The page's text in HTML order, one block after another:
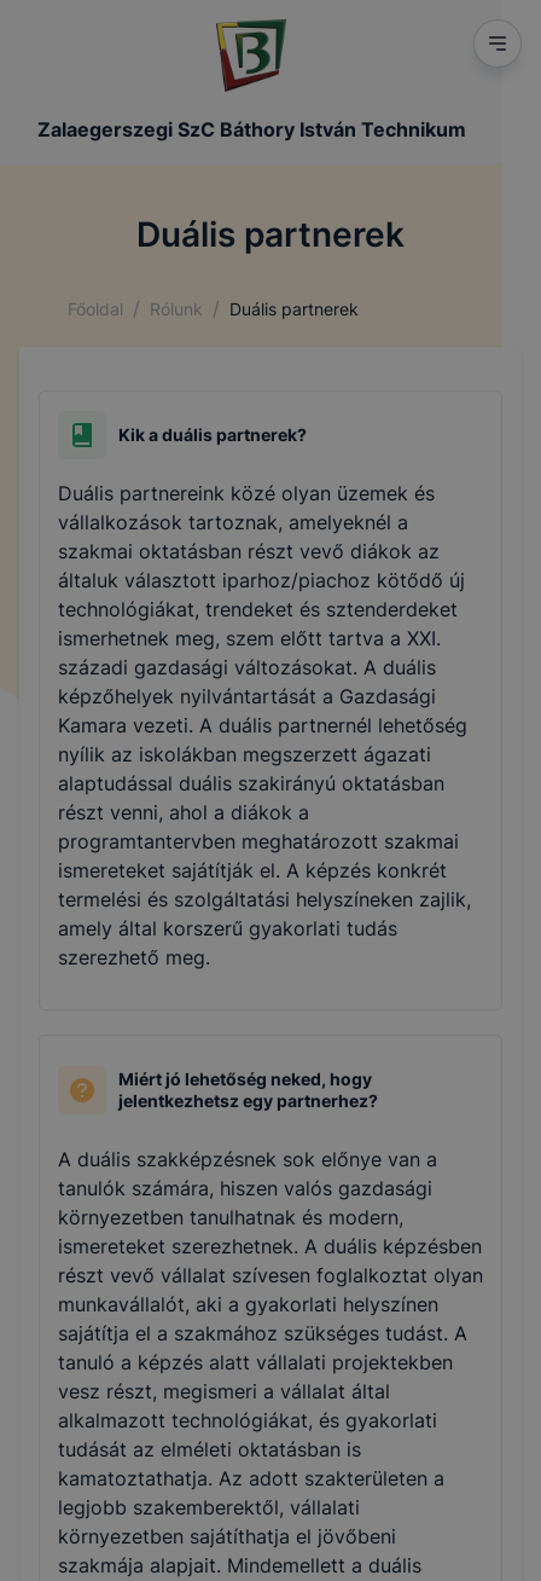
Zalaegerszegi SzC Báthory István Technikum
Duális partnerek
Főoldal / Rólunk / Duális partnerek
Kik a duális partnerek?
Duális partnereink közé olyan üzemek és
vállalkozások tartoznak, amelyeknél a
szakmai oktatásban részt vevő diákok az
általuk választott iparhoz/piachoz kötődő új
technológiákat, trendeket és sztenderdeket
ismerhetnek meg, szem előtt tartva a XXI.
századi gazdasági változásokat. A duális
képzőhelyek nyilvántartását a Gazdasági
Kamara vezeti. A duális partnernél lehetőség
nyílik az iskolákban megszerzett ágazati
alaptudással duális szakirányú oktatásban
részt venni, ahol a diákok a
programtantervben meghatározott szakmai
ismereteket sajátítják el. A képzés konkrét
termelési és szolgáltatási helyszíneken zajlik,
amely által korszerű gyakorlati tudás
szerezhető meg.
Miért jó lehetőség neked, hogy
jelentkezhetsz egy partnerhez?
A duális szakképzésnek sok előnye van a
tanulók számára, hiszen valós gazdasági
környezetben tanulhatnak és modern,
ismereteket szerezhetnek. A duális képzésben
részt vevő vállalat szívesen foglalkoztat olyan
munkavállalót, aki a gyakorlati helyszínen
sajátítja el a szakmához szükséges tudást. A
tanuló a képzés alatt vállalati projektekben
vesz részt, megismeri a vállalat által
alkalmazott technológiákat, és gyakorlati
tudását az elméleti oktatásban is
kamatoztathatja. Az adott szakterületen a
legjobb szakemberektől, vállalati
környezetben sajátíthatja el jövőbeni
szakmája alapjait. Mindemellett a duális